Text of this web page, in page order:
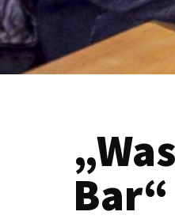
Bar“